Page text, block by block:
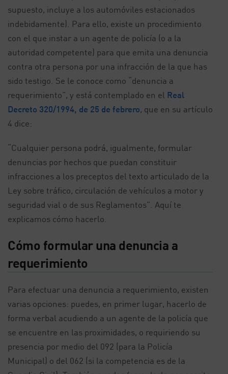
supuesto, incluye a los automóviles estacionados
indebidamente). Para ello, existe un procedimiento
con el que instar a un agente de policía (o a la
autoridad competente) para que emita una denuncia
contra otra persona por una infracción de la que has
sido testigo. Se le conoce como “denuncia a
requerimiento”, y está contemplado en el Real
Decreto 320/1994, de 25 de febrero, que en su artículo
4 dice:
“Cualquier persona podrá, igualmente, formular
denuncias por hechos que puedan constituir
infracciones a los preceptos del texto articulado de la
Ley sobre tráfico, circulación de vehículos a motor y
seguridad vial o de sus Reglamentos”. Aquí te
explicamos cómo hacerlo.
Cómo formular una denuncia a
requerimiento
Para efectuar una denuncia a requerimiento, existen
varias opciones: puedes, en primer lugar, hacerlo de
forma verbal acudiendo a un agente de la policía que
se encuentre en las proximidades, o requiriendo su
presencia por medio del 092 (para la Policía
Municipal) o del 062 (si la competencia es de la